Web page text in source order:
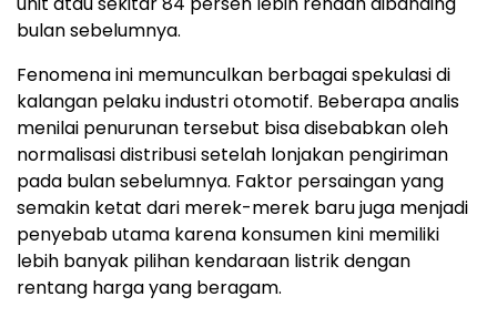
bulan sebelumnya.
Fenomena ini memunculkan berbagai spekulasi di
kalangan pelaku industri otomotif. Beberapa analis
menilai penurunan tersebut bisa disebabkan oleh
normalisasi distribusi setelah lonjakan pengiriman
pada bulan sebelumnya. Faktor persaingan yang
semakin ketat dari merek-merek baru juga menjadi
penyebab utama karena konsumen kini memiliki
lebih banyak pilihan kendaraan listrik dengan
rentang harga yang beragam.